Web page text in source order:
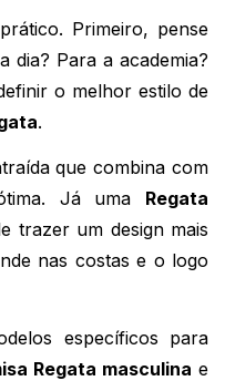
Primeiro, pense
dia? Para a academia?
o melhor estilo de
.
que combina com
Já uma Regata
trazer um design mais
nas costas e o logo
específicos para
Regata masculina e